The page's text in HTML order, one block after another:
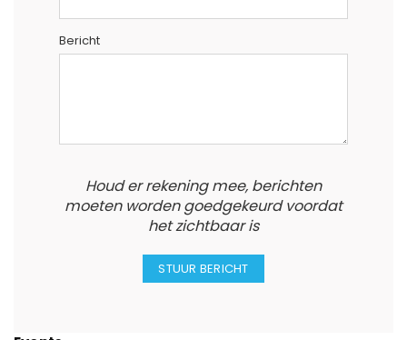
Bericht
Houd er rekening mee, berichten
moeten worden goedgekeurd voordat
het zichtbaar is